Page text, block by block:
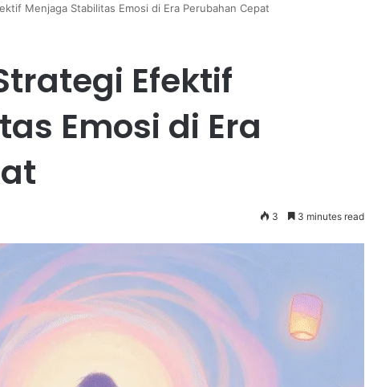
Menjaga Stabilitas Emosi di Era Perubahan Cepat
Efektif
Emosi di Era
3 3 minutes read